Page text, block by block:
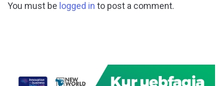
You must be logged in to post a comment.